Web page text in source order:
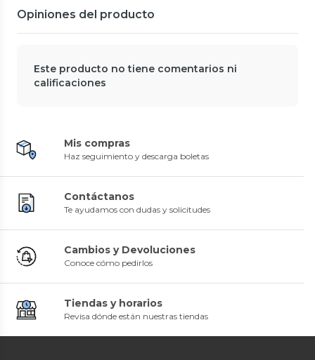
Opiniones del producto
Este producto no tiene comentarios ni
calificaciones
Mis compras
Haz seguimiento y descarga boletas
Contáctanos
Te ayudamos con dudas y solicitudes
Cambios y Devoluciones
Conoce cómo pedirlos
Tiendas y horarios
Revisa dónde están nuestras tiendas